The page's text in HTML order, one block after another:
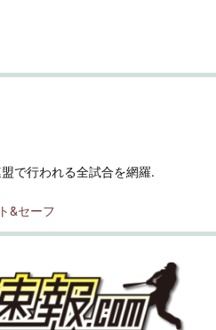
で行われる全試合を網羅.